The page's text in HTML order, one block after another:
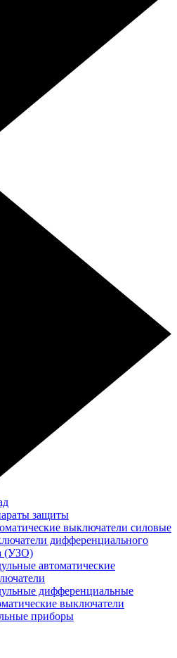
защиты
выключатели силовые
дифференциального
(УЗО)
автоматические
дифференциальные
выключатели
приборы